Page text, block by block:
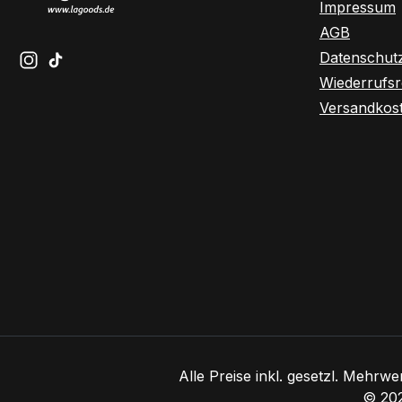
Schau auf Instagram vorbei – öffnet in neuem Tab
Sieh dir unsere TikTok-Videos an – öffnet in neuem
Impressum
AGB
Alle Preise inkl. gesetzl.
©